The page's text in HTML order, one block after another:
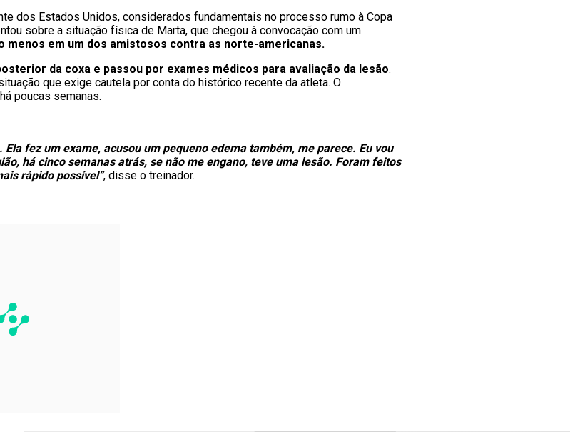
dos Estados Unidos, considerados fundamentais no processo rumo à Copa
sobre a situação física de Marta, que chegou à convocação com um
menos em um dos amistosos contra as norte-americanas.
da coxa e passou por exames médicos para avaliação da lesão.
que exige cautela por conta do histórico recente da atleta. O
poucas semanas.
fez um exame, acusou um pequeno edema também, me parece. Eu vou
há cinco semanas atrás, se não me engano, teve uma lesão. Foram feitos
rápido possível”, disse o treinador.